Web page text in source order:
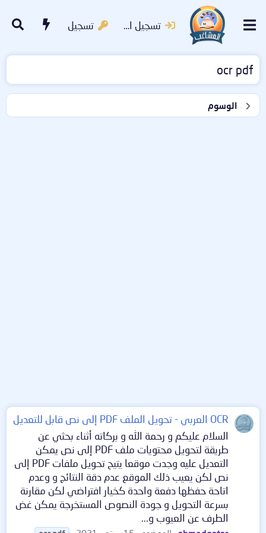
تسجيل الدخول تسجيل
ocr pdf
الوسوم
OCR العربي - تحويل الملف PDF إلى نص قابل للتعديل
السلام عليكم و رحمة الله و بركاته أثناء بحثي عن
طريقة لتحويل محتويات ملف PDF إلى نص يمكن
التعديل عليه وجدت موقعا يتيح تحويل ملفات PDF إلى
نص لكن يعيب ذلك الموقع عدم دقة النتائج و وعدم
اتاحة حفظها دفعة واحدة كخيار افتراضي لكن مقارنة
بسرعة التحويل و جودة النصوص المستخرجة يمكن غض
الطرف عن العيوب و...